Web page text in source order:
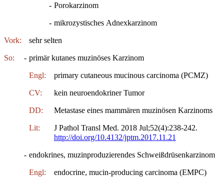
- Porokarzinom
- mikrozystisches Adnexkarzinom
Vork: sehr selten
So: - primär kutanes muzinöses Karzinom
Engl: primary cutaneous mucinous carcinoma (PCMZ)
CV: kein neuroendokriner Tumor
DD: Metastase eines mammären muzinösen Karzinoms
Lit:
J Pathol Transl Med. 2018 Jul;52(4):238-242.
http://doi.org/10.4132/jptm.2017.11.21
- endokrines, muzinproduzierendes Schweißdrüsenkarzinom
Engl: endocrine, mucin-producing carcinoma (EMPC)